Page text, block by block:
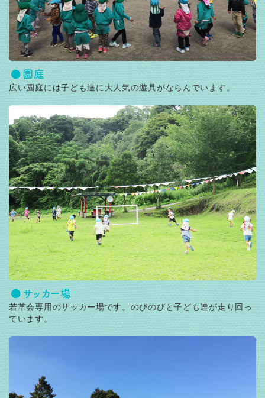
園庭
広い園庭には子ども達に大人気の遊具がならんでいます。
サッカー場
若草会専用のサッカー場です。のびのびと子ども達が走り回っ
ています。